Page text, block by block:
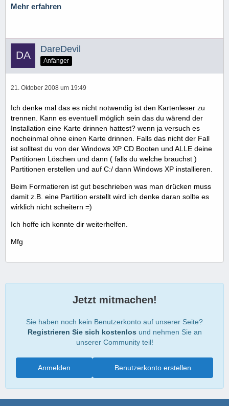
Mehr erfahren
DareDevil
Anfänger
21. Oktober 2008 um 19:49
Ich denke mal das es nicht notwendig ist den Kartenleser zu
trennen. Kann es eventuell möglich sein das du wärend der
Installation eine Karte drinnen hattest? wenn ja versuch es
nocheinmal ohne einen Karte drinnen. Falls das nicht der Fall
ist solltest du von der Windows XP CD Booten und ALLE deine
Partitionen Löschen und dann ( falls du welche brauchst )
Partitionen erstellen und auf C:/ dann Windows XP installieren.
Beim Formatieren ist gut beschrieben was man drücken muss
damit z.B. eine Partition erstellt wird ich denke daran sollte es
wirklich nicht scheitern =)
Ich hoffe ich konnte dir weiterhelfen.
Mfg
Jetzt mitmachen!
Sie haben noch kein Benutzerkonto auf unserer Seite?
Registrieren Sie sich kostenlos und nehmen Sie an
unserer Community teil!
Benutzerkonto erstellen
Anmelden